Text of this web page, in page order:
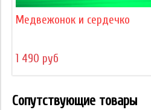
Медвежонок и сердечко
1 490 руб
Сопутствующие товары